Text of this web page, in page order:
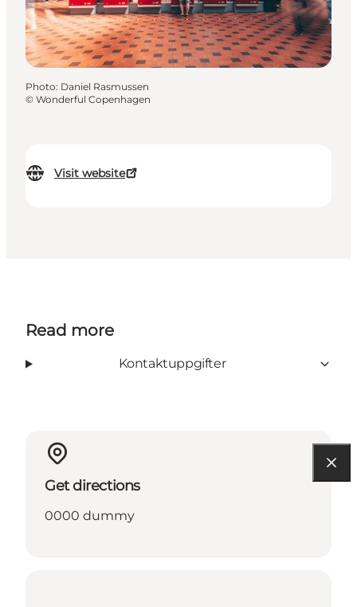
Visit website
Photo: Daniel Rasmussen
© Wonderful Copenhagen
Read more
Kontaktuppgifter
Get directions
0000 dummy